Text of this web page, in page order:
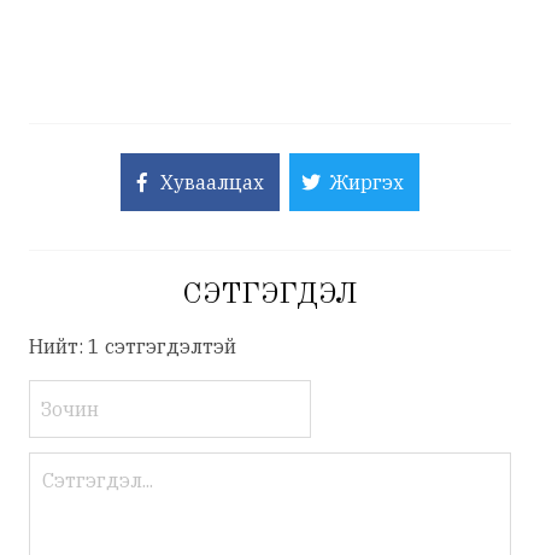
Хуваалцах Жиргэх
СЭТГЭГДЭЛ
Нийт: 1 сэтгэгдэлтэй